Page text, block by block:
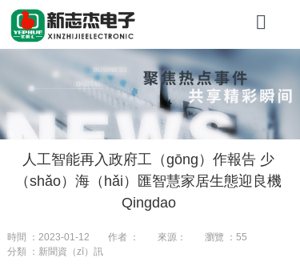
關於
產品
工程
人工智能再入政府工（gōng）作報告 少
（shǎo）海（hǎi）匯智慧家居生態迎良機
Qingdao
時間 ：2023-01-12 作者 ： 來源： 瀏覽 ：55
分類 ：新聞資（zī）訊